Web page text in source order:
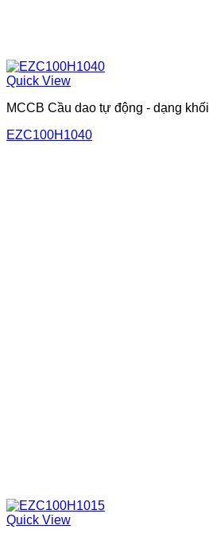
Quick View
MCCB Cầu dao tự động - dạng khối
EZC100H1040
Quick View